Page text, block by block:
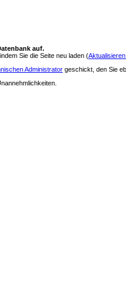
auf.
Sie die Seite neu laden (
Administrator geschickt, den Sie